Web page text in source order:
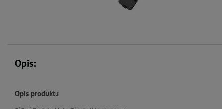
Opis:
Opis produktu